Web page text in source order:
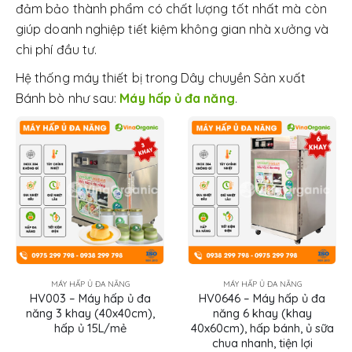
đảm bảo thành phẩm có chất lượng tốt nhất mà còn
giúp doanh nghiệp tiết kiệm không gian nhà xưởng và
chi phí đầu tư.
Hệ thống máy thiết bị trong Dây chuyền Sản xuất
Bánh bò như sau: Máy hấp ủ đa năng.
MÁY HẤP Ủ ĐA NĂNG
HV003 – Máy hấp ủ đa
năng 3 khay (40x40cm),
hấp ủ 15L/mẻ
MÁY HẤP Ủ ĐA NĂNG
HV0646 – Máy hấp ủ đa
năng 6 khay (khay
40x60cm), hấp bánh, ủ sữa
chua nhanh, tiện lợi